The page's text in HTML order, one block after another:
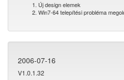
Új design elemek
Win7-64 telepítési probléma
2006-07-16
V1.0.1.32